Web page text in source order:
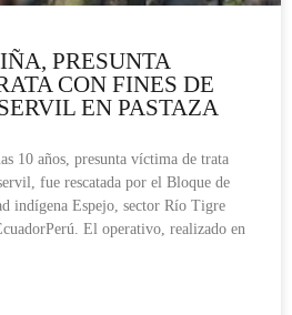
PRESUNTA
CON FINES DE
EN PASTAZA
10 años, presunta víctima de trata
fue rescatada por el Bloque de
indígena Espejo, sector Río Tigre
El operativo, realizado en